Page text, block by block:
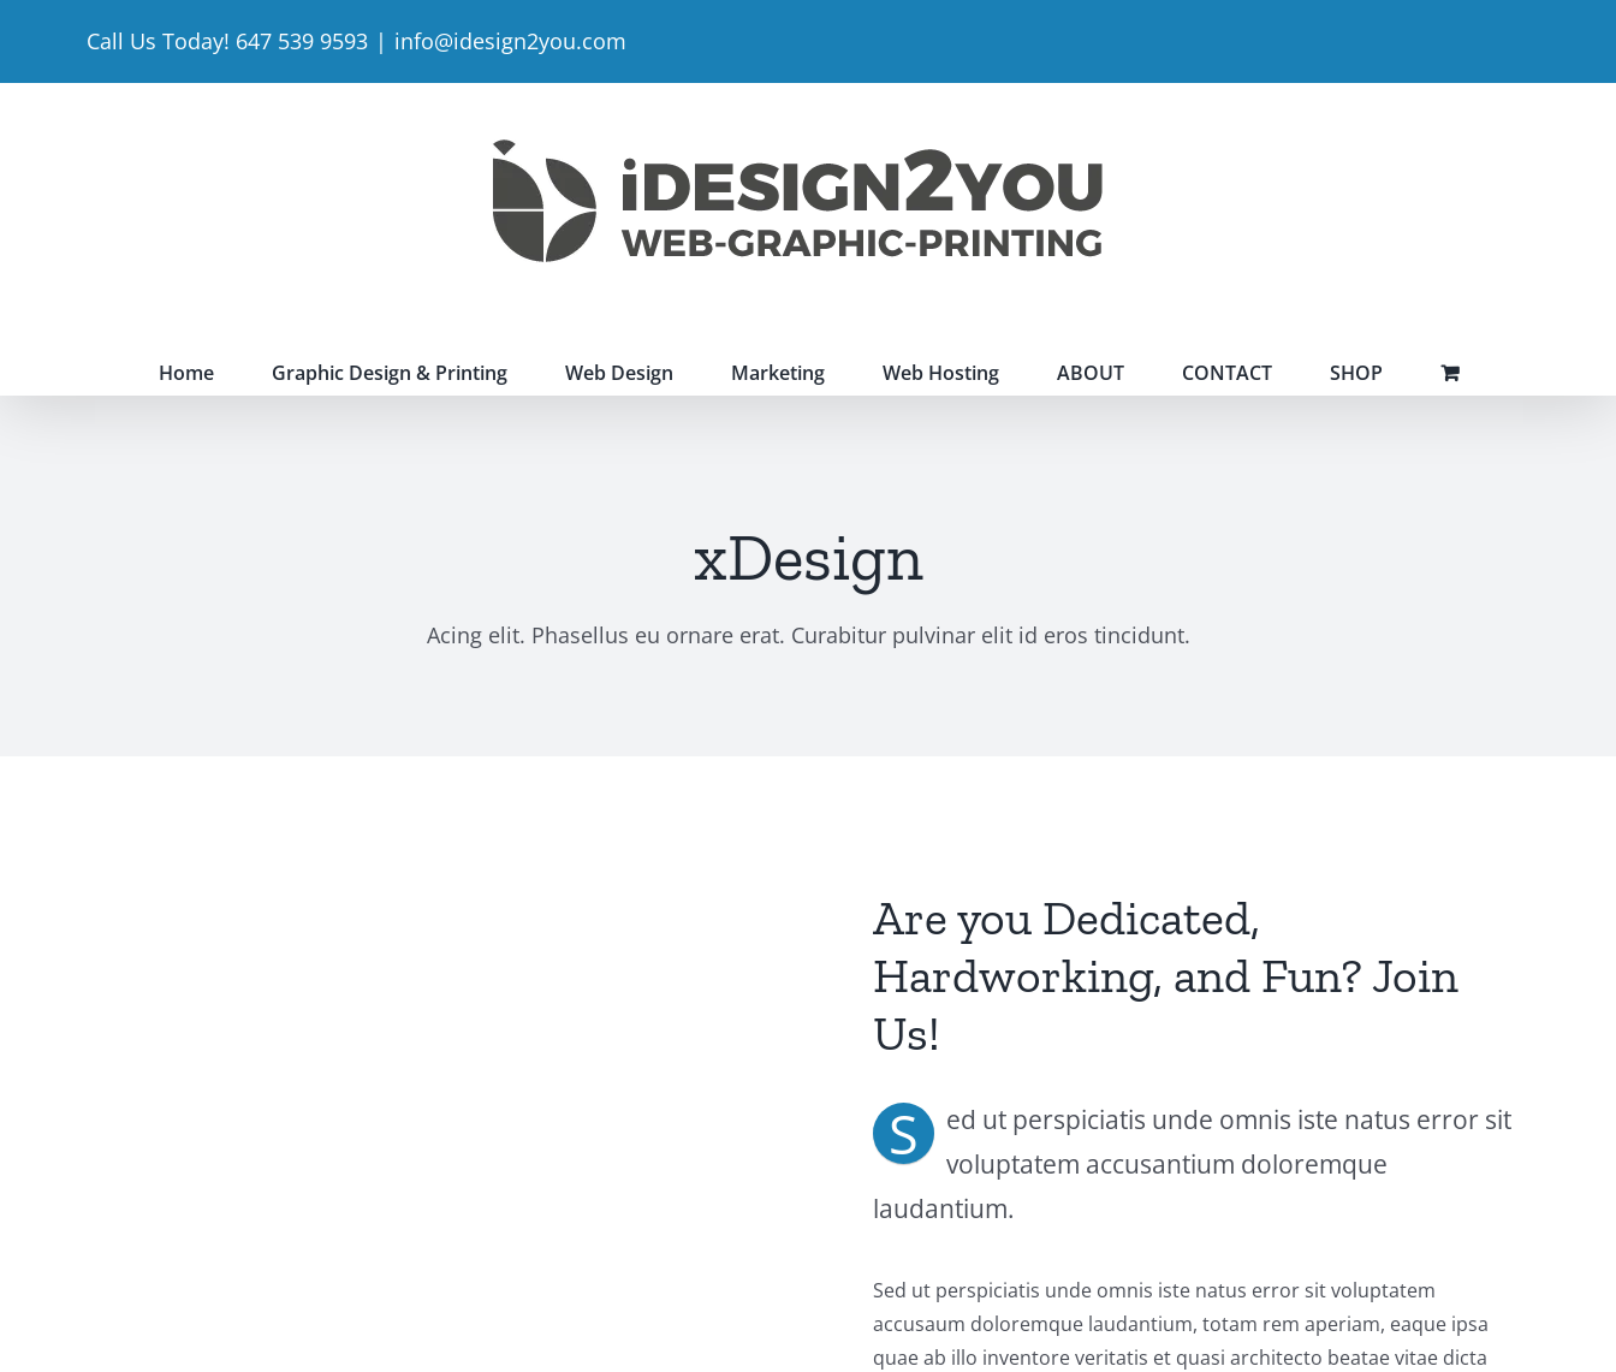
content
Call Us Today! 647 539 9593 | info@idesign2you.com
Home Graphic Design & Printing Web Design Marketing Web Hosting ABOUT CONTACT SHOP
xDesign
Acing elit. Phasellus eu ornare erat. Curabitur pulvinar elit id eros tincidunt.
Are you Dedicated,
Hardworking, and Fun? Join
Us!
S
ed ut perspiciatis unde omnis iste natus error sit
voluptatem accusantium doloremque
laudantium.
Sed ut perspiciatis unde omnis iste natus error sit voluptatem
accusaum doloremque laudantium, totam rem aperiam, eaque ipsa
quae ab illo inventore veritatis et quasi architecto beatae vitae dicta